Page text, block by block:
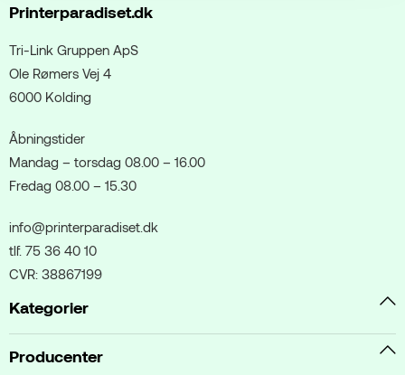
Printerparadiset.dk
Tri-Link Gruppen ApS
Ole Rømers Vej 4
6000 Kolding
Åbningstider
Mandag – torsdag 08.00 – 16.00
Fredag 08.00 – 15.30
info@printerparadiset.dk
tlf. 75 36 40 10
CVR: 38867199
Kategorier
Producenter